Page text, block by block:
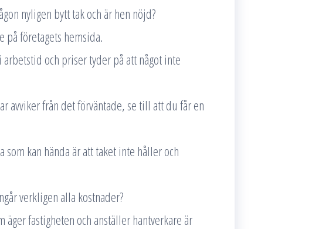
nyligen bytt tak och är hen nöjd?
på företagets hemsida.
arbetstid och priser tyder på att något inte
avviker från det förväntade, se till att du får en
som kan hända är att taket inte håller och
verkligen alla kostnader?
äger fastigheten och anställer hantverkare är